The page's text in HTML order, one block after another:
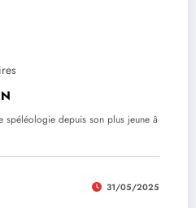
spéléologie depuis son plus jeune â
31/05/2025